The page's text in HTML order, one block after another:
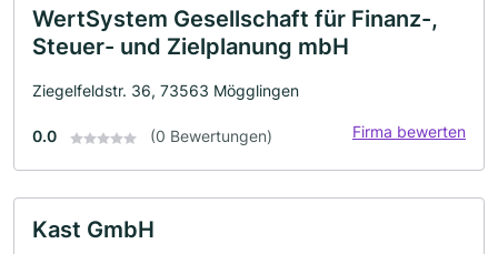
WertSystem Gesellschaft für Finanz-,
Steuer- und Zielplanung mbH
Ziegelfeldstr. 36, 73563 Mögglingen
0.0 (0 Bewertungen) Firma bewerten
Kast GmbH